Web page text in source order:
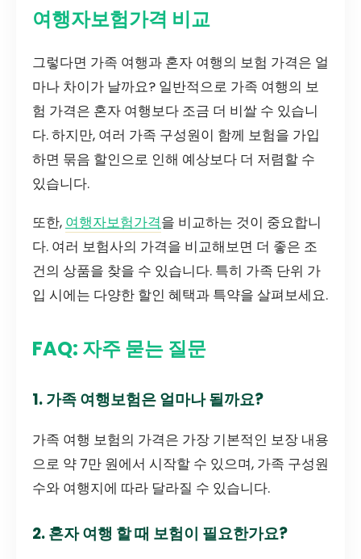
여행자보험가격 비교
그렇다면 가족 여행과 혼자 여행의 보험 가격은 얼
마나 차이가 날까요? 일반적으로 가족 여행의 보
험 가격은 혼자 여행보다 조금 더 비쌀 수 있습니
다. 하지만, 여러 가족 구성원이 함께 보험을 가입
하면 묶음 할인으로 인해 예상보다 더 저렴할 수
있습니다.
또한, 여행자보험가격을 비교하는 것이 중요합니
다. 여러 보험사의 가격을 비교해보면 더 좋은 조
건의 상품을 찾을 수 있습니다. 특히 가족 단위 가
입 시에는 다양한 할인 혜택과 특약을 살펴보세요.
FAQ: 자주 묻는 질문
1. 가족 여행보험은 얼마나 될까요?
가족 여행 보험의 가격은 가장 기본적인 보장 내용
으로 약 7만 원에서 시작할 수 있으며, 가족 구성원
수와 여행지에 따라 달라질 수 있습니다.
2. 혼자 여행 할 때 보험이 필요한가요?